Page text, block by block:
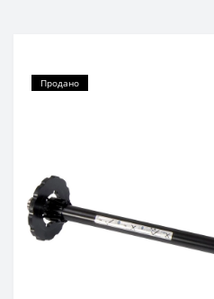
Продано